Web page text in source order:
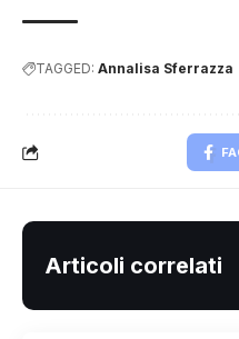
TAGGED: Annalisa Sferrazza
Articoli correlati